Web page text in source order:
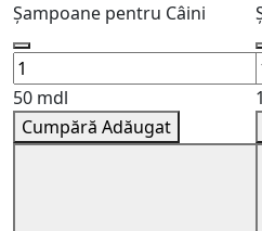
Șampoane pentru Câini
50 mdl
Cumpără Adăugat